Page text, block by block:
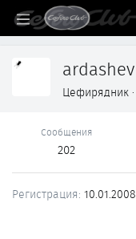
ardashev
Цефирядник ·
Сообщения
202
Регистрация 10.01.2008